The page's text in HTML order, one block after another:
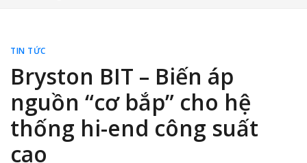
TIN TỨC
Bryston BIT – Biến áp
nguồn “cơ bắp” cho hệ
thống hi-end công suất
cao